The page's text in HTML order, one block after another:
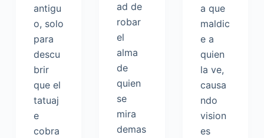
antigu
o, solo
para
descu
brir
que el
tatuaj
e
cobra
ad de
robar
el
alma
de
quien
se
mira
demas
a que
maldic
e a
quien
la ve,
causa
ndo
vision
es